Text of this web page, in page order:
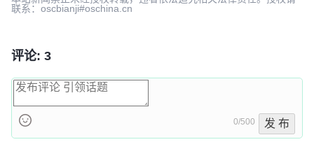
联系：oscbianji#oschina.cn
评论: 3
0/500 发 布